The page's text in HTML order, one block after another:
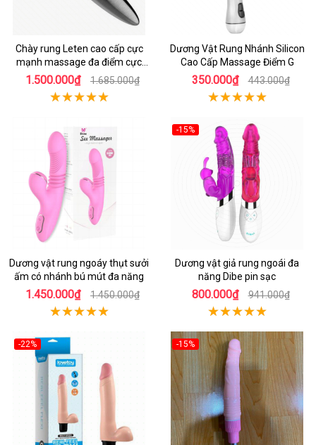
Chày rung Leten cao cấp cực
mạnh massage đa điểm cực
khoái cực phê
1.500.000₫ 1.685.000₫
Dương Vật Rung Nhánh Silicon
Cao Cấp Massage Điểm G
350.000₫ 443.000₫
Dương vật rung ngoáy thụt sưởi
ấm có nhánh bú mút đa năng
1.450.000₫ 1.450.000₫
-15%
Dương vật giả rung ngoái đa
năng Dibe pin sạc
800.000₫ 941.000₫
-22% -15%